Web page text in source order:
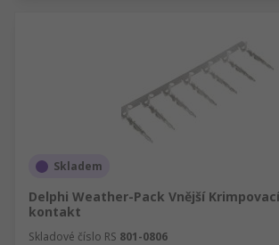
Skladem
Delphi Weather-Pack Vnější
kontakt
Skladové číslo RS 801-0806